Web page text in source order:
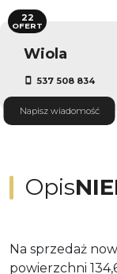
Wiola
537 508 834
Napisz wiadomość
22
OFERT
Opis
Na sprzedaż
powierzchni